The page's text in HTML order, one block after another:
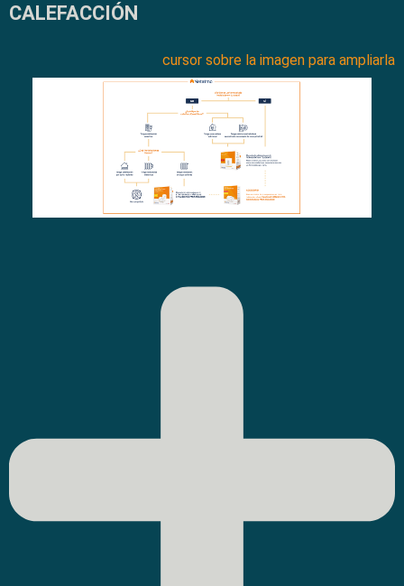
CALEFACCIÓN
cursor sobre la imagen para ampliarla